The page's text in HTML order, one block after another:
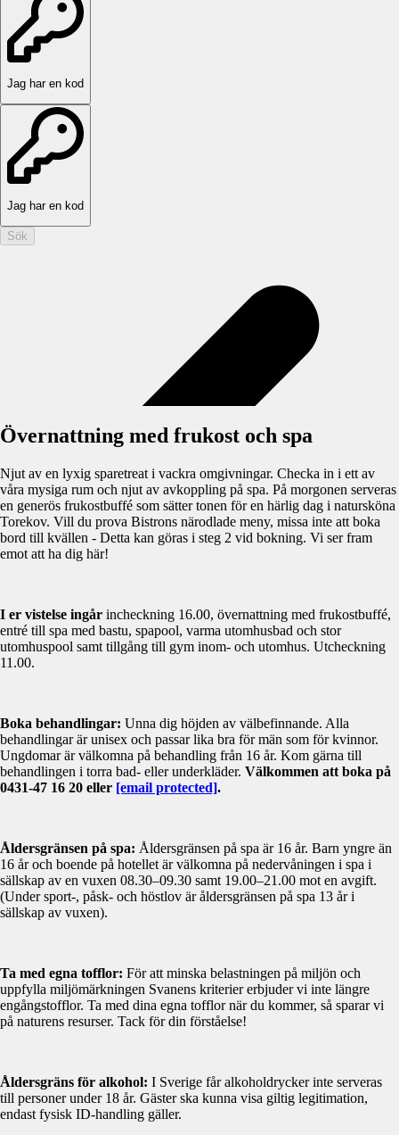
Jag har en kod
Jag har en kod
Sök
Övernattning med frukost och spa
Njut av en lyxig sparetreat i vackra omgivningar. Checka in i ett av
våra mysiga rum och njut av avkoppling på spa. På morgonen serveras
en generös frukostbuffé som sätter tonen för en härlig dag i natursköna
Torekov. Vill du prova Bistrons närodlade meny, missa inte att boka
bord till kvällen - Detta kan göras i steg 2 vid bokning. Vi ser fram
emot att ha dig här!
I er vistelse ingår incheckning 16.00, övernattning med frukostbuffé,
entré till spa med bastu, spapool, varma utomhusbad och stor
utomhuspool samt tillgång till gym inom- och utomhus. Utcheckning
11.00.
Boka behandlingar: Unna dig höjden av välbefinnande. Alla
behandlingar är unisex och passar lika bra för män som för kvinnor.
Ungdomar är välkomna på behandling från 16 år. Kom gärna till
behandlingen i torra bad- eller underkläder. Välkommen att boka på
0431-47 16 20 eller [email protected].
Åldersgränsen på spa: Åldersgränsen på spa är 16 år. Barn yngre än
16 år och boende på hotellet är välkomna på nedervåningen i spa i
sällskap av en vuxen 08.30–09.30 samt 19.00–21.00 mot en avgift.
(Under sport-, påsk- och höstlov är åldersgränsen på spa 13 år i
sällskap av vuxen).
Ta med egna tofflor: För att minska belastningen på miljön och
uppfylla miljömärkningen Svanens kriterier erbjuder vi inte längre
engångstofflor. Ta med dina egna tofflor när du kommer, så sparar vi
på naturens resurser. Tack för din förståelse!
Åldersgräns för alkohol: I Sverige får alkoholdrycker inte serveras
till personer under 18 år. Gäster ska kunna visa giltig legitimation,
endast fysisk ID-handling gäller.